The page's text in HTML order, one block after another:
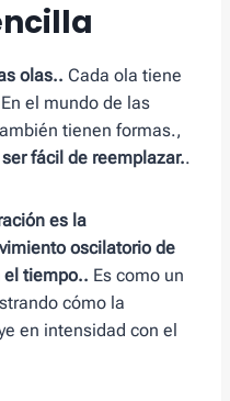
olas.. Cada ola tiene
el mundo de las
tienen formas.,
fácil de reemplazar..
es la
oscilatorio de
el tiempo.. Es como un
cómo la
en intensidad con el